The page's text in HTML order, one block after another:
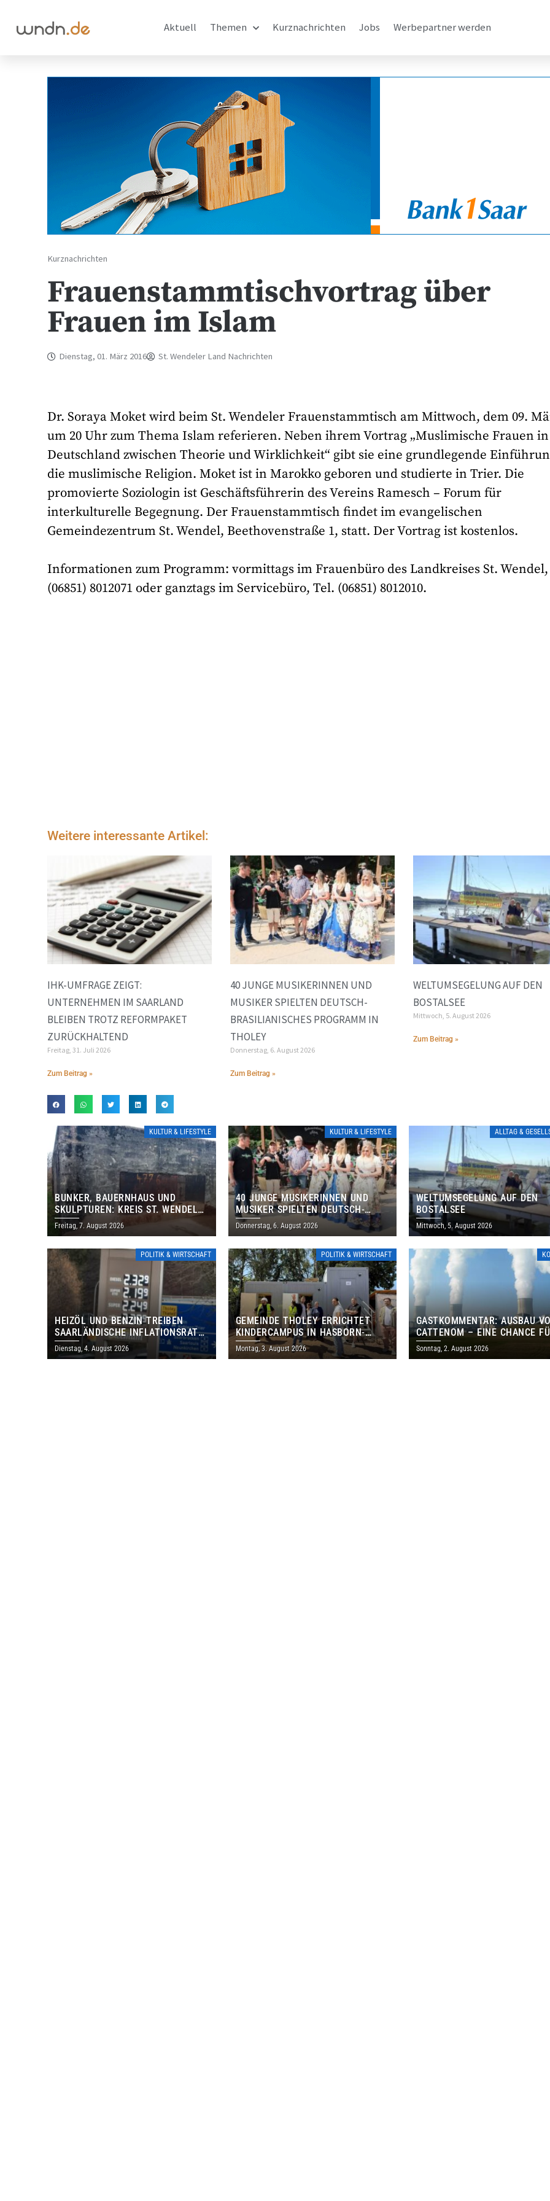
Aktuell Themen Kurznachrichten Jobs Werbepartner werden
Kurznachrichten
Frauenstammtischvortrag über
Frauen im Islam
Dienstag, 01. März 2016 St. Wendeler Land Nachrichten
Dr. Soraya Moket wird beim St. Wendeler Frauenstammtisch am Mittwoch, dem 09.
um 20 Uhr zum Thema Islam referieren. Neben ihrem Vortrag „Muslimische Frauen in
Deutschland zwischen Theorie und Wirklichkeit“ gibt sie eine grundlegende
die muslimische Religion. Moket ist in Marokko geboren und studierte in Trier. Die
promovierte Soziologin ist Geschäftsführerin des Vereins Ramesch – Forum für
interkulturelle Begegnung. Der Frauenstammtisch findet im evangelischen
Gemeindezentrum St. Wendel, Beethovenstraße 1, statt. Der Vortrag ist kostenlos.
Informationen zum Programm: vormittags im Frauenbüro des Landkreises St. Wendel,
(06851) 8012071 oder ganztags im Servicebüro, Tel. (06851) 8012010.
Weitere interessante Artikel:
IHK-UMFRAGE ZEIGT:
UNTERNEHMEN IM SAARLAND
BLEIBEN TROTZ REFORMPAKET
ZURÜCKHALTEND
Freitag, 31. Juli 2026
Zum Beitrag »
40 JUNGE MUSIKERINNEN UND
MUSIKER SPIELTEN DEUTSCH-
BRASILIANISCHES PROGRAMM IN
THOLEY
Donnerstag, 6. August 2026
Zum Beitrag »
WELTUMSEGELUNG AUF DEN
BOSTALSEE
Mittwoch, 5. August 2026
Zum Beitrag »
KULTUR & LIFESTYLE
BUNKER, BAUERNHAUS UND
SKULPTUREN: KREIS ST. WENDEL
LÄDT ZUM TAG DES OFFENEN
DENKMALS EIN
Freitag, 7. August 2026
KULTUR & LIFESTYLE
40 JUNGE MUSIKERINNEN UND
MUSIKER SPIELTEN DEUTSCH-
BRASILIANISCHES PROGRAMM IN
THOLEY
Donnerstag, 6. August 2026
ALLTAG &
WELTUMSEGELUNG AUF DEN
BOSTALSEE
Mittwoch, 5. August 2026
POLITIK & WIRTSCHAFT
HEIZÖL UND BENZIN TREIBEN
SAARLÄNDISCHE INFLATIONSRATE
IM JULI AUF 3,2 PROZENT
Dienstag, 4. August 2026
POLITIK & WIRTSCHAFT
GEMEINDE THOLEY ERRICHTET
KINDERCAMPUS IN HASBORN-
DAUTWEILER FÜR RUND 8,5 BIS 9
MILLIONEN EURO
Montag, 3. August 2026
GASTKOMMENTAR: AUSBAU
CATTENOM – EINE CHANCE
LOTHRINGEN UND DAS
Sonntag, 2. August 2026